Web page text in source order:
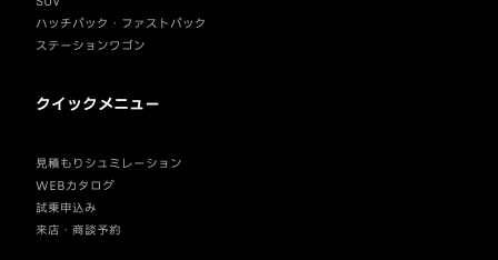
ハッチバック・ファストバック
ステーションワゴン
クイックメニュー
見積もりシュミレーション
WEBカタログ
試乗申込み
来店・商談予約